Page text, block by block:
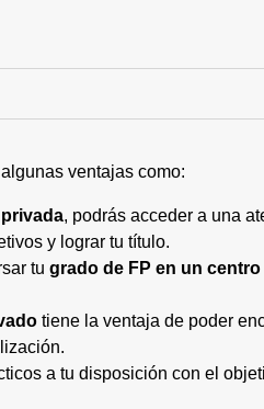
ventajas como:
, podrás acceder a una
y lograr tu título.
tu grado de FP en un
tiene la ventaja de poder
a tu disposición con el